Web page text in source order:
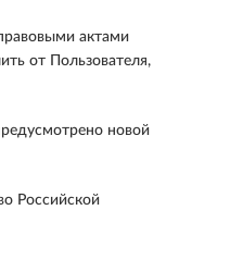
актами
от Пользователя,
новой
Российской